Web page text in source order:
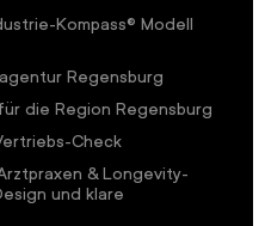
Kompass® Modell
Regensburg
die Region Regensburg
Check
& Longevity-
und klare